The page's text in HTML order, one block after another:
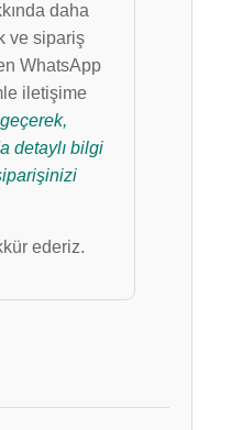
daha
ve sipariş
WhatsApp
iletişime
detaylı bilgi
ederiz.